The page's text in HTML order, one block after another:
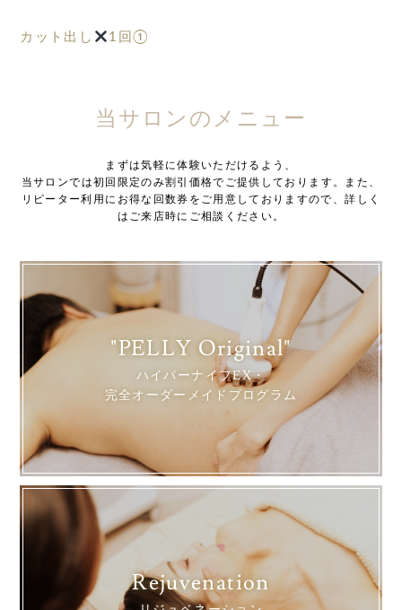
カット出し 1回①
当サロンのメニュー
まずは気軽に体験いただけるよう、
当サロンでは初回限定のみ割引価格でご提供しております。また、
リピーター利用にお得な回数券をご用意しておりますので、詳しく
はご来店時にご相談ください。
"PELLY Original"
ハイパーナイフEX・
完全オーダーメイドプログラム
Rejuvenation